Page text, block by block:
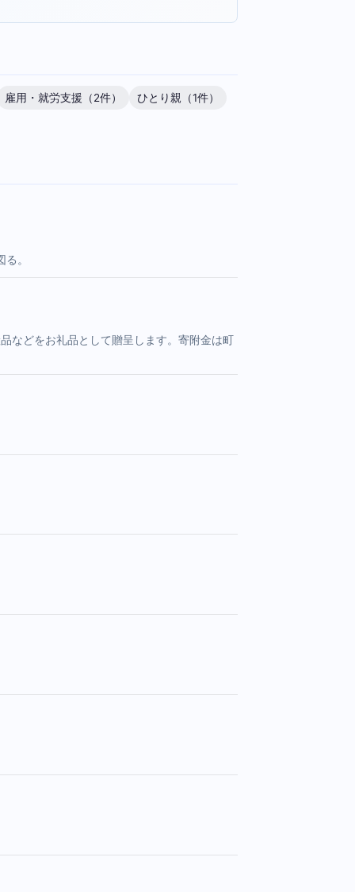
雇用・就労支援（2件）
ひとり親（1件）
。
などをお礼品として贈呈します。寄附金は町